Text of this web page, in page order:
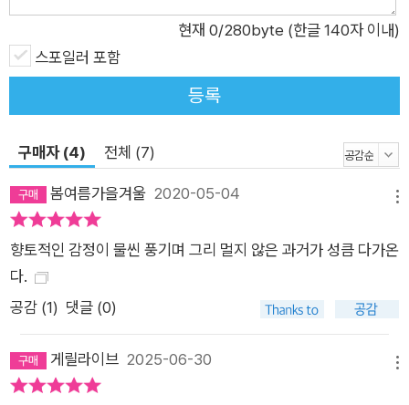
잃고 소년 가장이 되어 고향을 떠났던 작가는 이 소설을 통해 자
전적 이야기를 전하는 한편 우리 사회의 산업화, 도시화가 몰고
온 부정적 양상들에 치열한 비판을 가하면서 전통적인 삶의 미덕
을 새로이 일구어냄으로써 한국 소설의 계보에 이문구라는 이름
수필』은 소설가이자 문학 연구가, 숙대 특임교수인 최시한 선생
쳐 집대성한 ‘정본(定本)’이다. 책 말미에 수록된 해설과 「관촌수
필의 정본 및 어휘 풀이 작업」에서 1977년 초판 출간 이후 되풀
이해 이야기되어온 논점들을 정리하여 상세하게 기술하였다. 또
한 여러 계층 어휘의 풍부한 사용, 충청도 토속어를 살려 쓴 세밀
한 생활 묘사처럼 ‘걸쭉한 입담’이 두드러지는 작가 특유의 문체
에 대한 이해를 돕고자 「어휘 풀이」를 책 뒤쪽에 추가하였으니 참
고 바란다.
현재 0/280byte (한글 140자 이내)
스포일러 포함
등록
구매자 (4) 전체 (7)
봄여름가을겨울 2020-05-04
향토적인 감정이 물씬 풍기며 그리 멀지 않은 과거가 성큼 다가온
다.
공감 (1) 댓글 (0)
게릴라이브 2025-06-30